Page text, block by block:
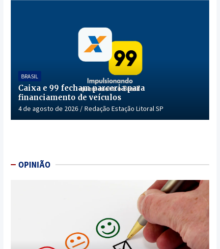
BRASIL
Caixa e 99 fecham parceria para
financiamento de veículos
4 de agosto de 2026 Redação Estação Litoral SP
OPINIÃO